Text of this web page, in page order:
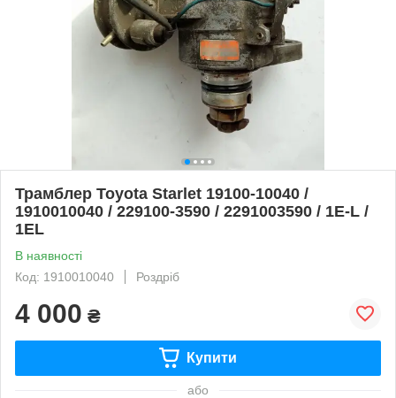
Трамблер Toyota Starlet 19100-10040 /
1910010040 / 229100-3590 / 2291003590 / 1E-L /
1EL
В наявності
Код: 1910010040
Роздріб
4 000 ₴
Купити
або